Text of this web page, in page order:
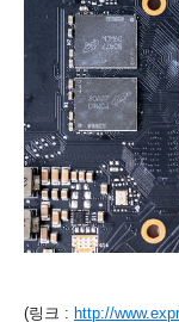
(링크 : http://